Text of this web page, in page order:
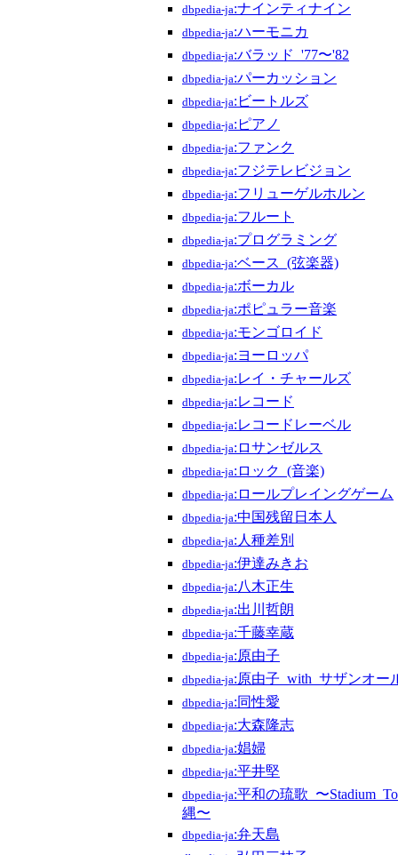
dbpedia-ja:ナインティナイン
dbpedia-ja:ハーモニカ
dbpedia-ja:バラッド_'77〜'82
dbpedia-ja:パーカッション
dbpedia-ja:ビートルズ
dbpedia-ja:ピアノ
dbpedia-ja:ファンク
dbpedia-ja:フジテレビジョン
dbpedia-ja:フリューゲルホルン
dbpedia-ja:フルート
dbpedia-ja:プログラミング
dbpedia-ja:ベース_(弦楽器)
dbpedia-ja:ボーカル
dbpedia-ja:ポピュラー音楽
dbpedia-ja:モンゴロイド
dbpedia-ja:ヨーロッパ
dbpedia-ja:レイ・チャールズ
dbpedia-ja:レコード
dbpedia-ja:レコードレーベル
dbpedia-ja:ロサンゼルス
dbpedia-ja:ロック_(音楽)
dbpedia-ja:ロールプレイングゲーム
dbpedia-ja:中国残留日本人
dbpedia-ja:人種差別
dbpedia-ja:伊達みきお
dbpedia-ja:八木正生
dbpedia-ja:出川哲朗
dbpedia-ja:千藤幸蔵
dbpedia-ja:原由子
dbpedia-ja:原由子_with_サザンオー
dbpedia-ja:同性愛
dbpedia-ja:大森隆志
dbpedia-ja:娼婦
dbpedia-ja:平井堅
dbpedia-ja:平和の琉歌_〜
縄〜
dbpedia-ja:弁天島